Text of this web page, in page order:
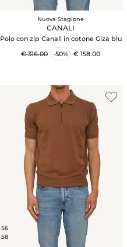
Nuova Stagione
CANALI
Polo con zip Canali in cotone Giza blu
€ 316.00
-50% € 158.00
56
58